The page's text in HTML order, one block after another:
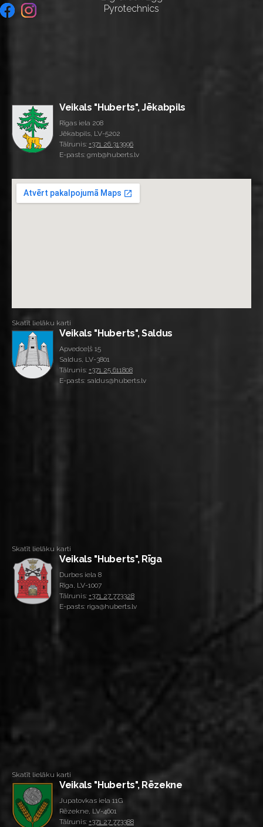
Pyrotechnics
Veikals "Huberts", Jēkabpils
Rīgas iela 208
Jēkabpils, LV-5202
Tālrunis: +371 26 313996
E-pasts: gmb@huberts.lv
Skatīt lielāku karti
Veikals "Huberts", Saldus
Apvedceļš 15
Saldus, LV-3801
Tālrunis: +371 25 611808
E-pasts: saldus@huberts.lv
Skatīt lielāku karti
Veikals "Huberts", Rīga
Durbes iela 8
Rīga, LV-1007
Tālrunis: +371 27 773328
E-pasts: riga@huberts.lv
Skatīt lielāku karti
Veikals "Huberts", Rēzekne
Jupatovkas iela 11G
Rēzekne, LV-4601
Tālrunis: +371 27 773388